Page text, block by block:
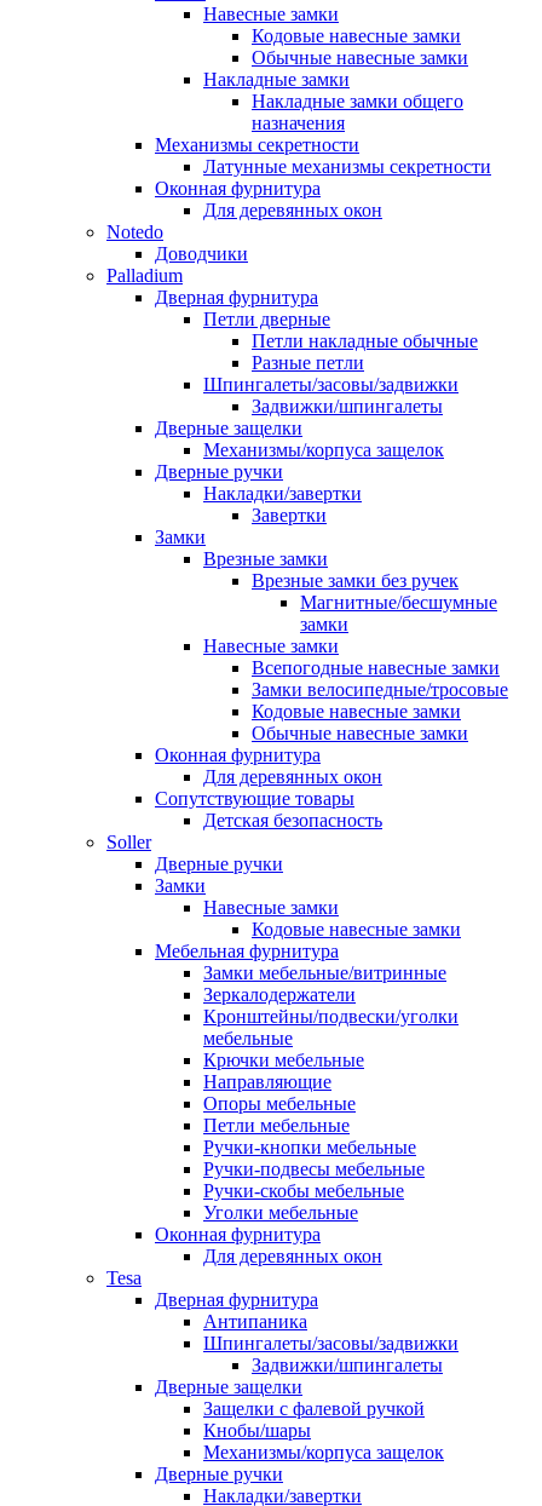
Навесные замки
Кодовые навесные замки
Обычные навесные замки
Накладные замки
Накладные замки общего
назначения
Механизмы секретности
Латунные механизмы секретности
Оконная фурнитура
Для деревянных окон
Notedo
Доводчики
Palladium
Дверная фурнитура
Петли дверные
Петли накладные обычные
Разные петли
Шпингалеты/засовы/задвижки
Задвижки/шпингалеты
Дверные защелки
Механизмы/корпуса защелок
Дверные ручки
Накладки/завертки
Завертки
Замки
Врезные замки
Врезные замки без ручек
Магнитные/бесшумные
замки
Навесные замки
Всепогодные навесные замки
Замки велосипедные/тросовые
Кодовые навесные замки
Обычные навесные замки
Оконная фурнитура
Для деревянных окон
Сопутствующие товары
Детская безопасность
Soller
Дверные ручки
Замки
Навесные замки
Кодовые навесные замки
Мебельная фурнитура
Замки мебельные/витринные
Зеркалодержатели
Кронштейны/подвески/уголки
мебельные
Крючки мебельные
Направляющие
Опоры мебельные
Петли мебельные
Ручки-кнопки мебельные
Ручки-подвесы мебельные
Ручки-скобы мебельные
Уголки мебельные
Оконная фурнитура
Для деревянных окон
Tesa
Дверная фурнитура
Антипаника
Шпингалеты/засовы/задвижки
Задвижки/шпингалеты
Дверные защелки
Защелки с фалевой ручкой
Кнобы/шары
Механизмы/корпуса защелок
Дверные ручки
Накладки/завертки